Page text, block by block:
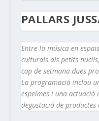
PALLARS
Entre la música en
culturals als petits
cap de setmana dues
La programació inclou
espelmes i una actuació
degustació de